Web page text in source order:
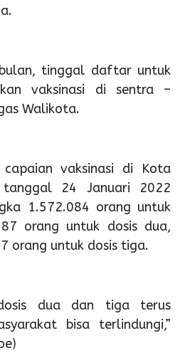
tinggal daftar untuk
vaksinasi di sentra –
Walikota.
capaian vaksinasi di Kota
tanggal 24 Januari 2022
1.572.084 orang untuk
orang untuk dosis dua,
orang untuk dosis tiga.
dua dan tiga terus
bisa terlindungi,”